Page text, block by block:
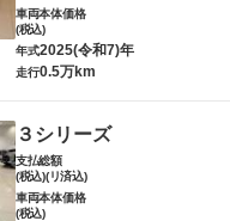
車両本体価格
(税込)
年式2025(令和7)年
走行0.5万km
３シリーズ
支払総額
(税込)(リ済込)
車両本体価格
(税込)